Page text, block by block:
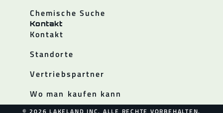
Chemische Suche
Kontakt
Kontakt
Standorte
Vertriebspartner
Wo man kaufen kann